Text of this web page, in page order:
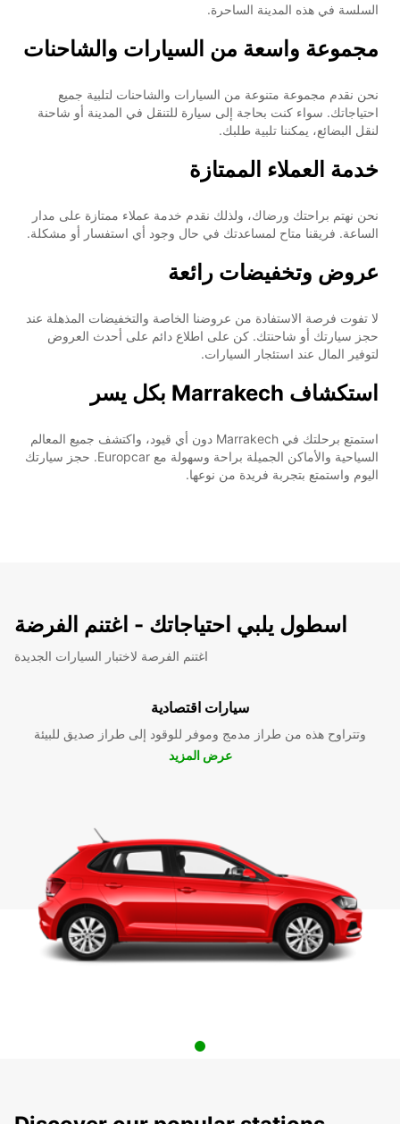
السلسة في هذه المدينة الساحرة.
مجموعة واسعة من السيارات والشاحنات
نحن نقدم مجموعة متنوعة من السيارات والشاحنات لتلبية جميع
احتياجاتك. سواء كنت بحاجة إلى سيارة للتنقل في المدينة أو شاحنة
لنقل البضائع، يمكننا تلبية طلبك.
خدمة العملاء الممتازة
نحن نهتم براحتك ورضاك، ولذلك نقدم خدمة عملاء ممتازة على مدار
الساعة. فريقنا متاح لمساعدتك في حال وجود أي استفسار أو مشكلة.
عروض وتخفيضات رائعة
لا تفوت فرصة الاستفادة من عروضنا الخاصة والتخفيضات المذهلة عند
حجز سيارتك أو شاحنتك. كن على اطلاع دائم على أحدث العروض
لتوفير المال عند استئجار السيارات.
استكشاف Marrakech بكل يسر
استمتع برحلتك في Marrakech دون أي قيود، واكتشف جميع المعالم
السياحية والأماكن الجميلة براحة وسهولة مع Europcar. حجز سيارتك
اليوم واستمتع بتجربة فريدة من نوعها.
اسطول يلبي احتياجاتك - اغتنم الفرضة
اغتنم الفرصة لاختبار السيارات الجديدة
سيارات اقتصادية
وتتراوح هذه من طراز مدمج وموفر للوقود إلى طراز صديق للبيئة
عرض المزيد